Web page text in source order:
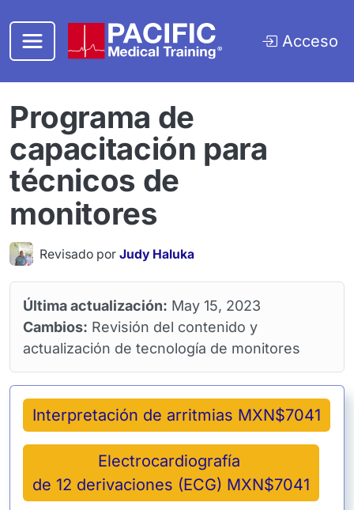
Acceso
Programa de
capacitación para
técnicos de
monitores
Revisado por Judy Haluka
Última actualización: May 15, 2023
Cambios: Revisión del contenido y
actualización de tecnología de monitores
Interpretación de arritmias MXN$7041
Electrocardiografía
de 12 derivaciones (ECG) MXN$7041